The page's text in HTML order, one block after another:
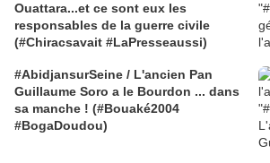
Ouattara...et ce sont eux les
responsables de la guerre civile
(#Chiracsavait #LaPresseaussi)
#AbidjansurSeine / L'ancien Pan
Guillaume Soro a le Bourdon ... dans
sa manche ! (#Bouaké2004
#BogaDoudou)